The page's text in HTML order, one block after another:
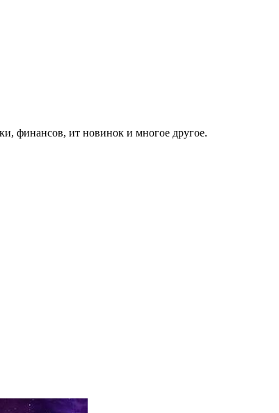
финансов, ит новинок и многое другое.